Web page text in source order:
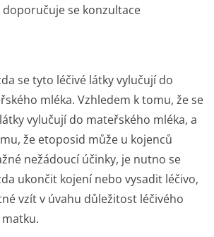
se konzultace
se tyto léčivé látky vylučují do
mléka. Vzhledem k tomu, že se
vylučují do mateřského mléka, a
že etoposid může u kojenců
nežádoucí účinky, je nutno se
ukončit kojení nebo vysadit léčivo,
vzít v úvahu důležitost léčivého